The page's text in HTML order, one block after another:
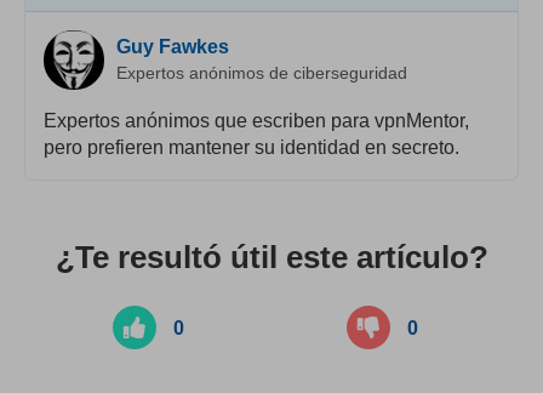
Guy Fawkes
Expertos anónimos de ciberseguridad
Expertos anónimos que escriben para vpnMentor,
pero prefieren mantener su identidad en secreto.
¿Te resultó útil este artículo?
0 0